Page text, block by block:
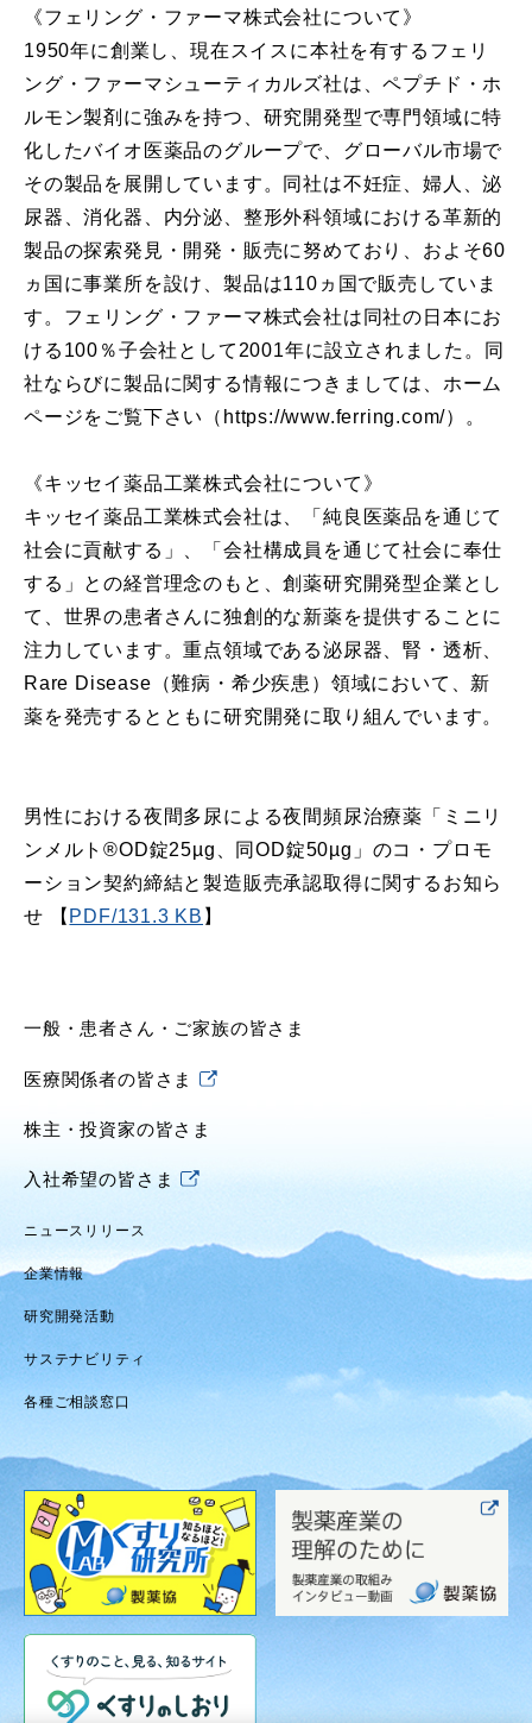
《フェリング・ファーマ株式会社について》
1950年に創業し、現在スイスに本社を有するフェリ
ング・ファーマシューティカルズ社は、ペプチド・ホ
ルモン製剤に強みを持つ、研究開発型で専門領域に特
化したバイオ医薬品のグループで、グローバル市場で
その製品を展開しています。同社は不妊症、婦人、泌
尿器、消化器、内分泌、整形外科領域における革新的
製品の探索発見・開発・販売に努めており、およそ60
ヵ国に事業所を設け、製品は110ヵ国で販売していま
す。フェリング・ファーマ株式会社は同社の日本にお
ける100％子会社として2001年に設立されました。同
社ならびに製品に関する情報につきましては、ホーム
ページをご覧下さい（https://www.ferring.com/）。
《キッセイ薬品工業株式会社について》
キッセイ薬品工業株式会社は、「純良医薬品を通じて
社会に貢献する」、「会社構成員を通じて社会に奉仕
する」との経営理念のもと、創薬研究開発型企業とし
て、世界の患者さんに独創的な新薬を提供することに
注力しています。重点領域である泌尿器、腎・透析、
Rare Disease（難病・希少疾患）領域において、新
薬を発売するとともに研究開発に取り組んでいます。
男性における夜間多尿による夜間頻尿治療薬「ミニリ
ンメルト®OD錠25µg、同OD錠50µg」のコ・プロモ
ーション契約締結と製造販売承認取得に関するお知ら
せ 【PDF/131.3 KB 】
一般・患者さん・ご家族の皆さま
医療関係者の皆さま
株主・投資家の皆さま
入社希望の皆さま
ニュースリリース
企業情報
研究開発活動
サステナビリティ
各種ご相談窓口